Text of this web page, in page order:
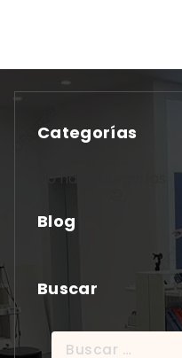
Categorías
No hay categorías
Blog
Buscar
Buscar: